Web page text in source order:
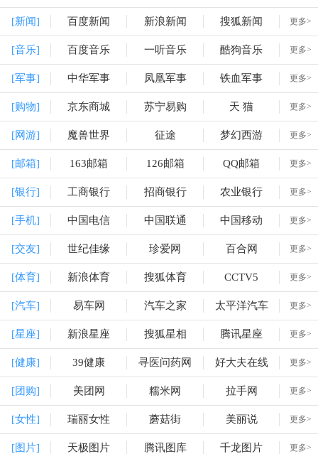
[新闻] 百度新闻 新浪新闻 搜狐新闻 更多>
[音乐] 百度音乐 一听音乐 酷狗音乐 更多>
[军事] 中华军事 凤凰军事 铁血军事 更多>
[购物] 京东商城 苏宁易购 天 猫 更多>
[网游] 魔兽世界 征途 梦幻西游 更多>
[邮箱] 163邮箱 126邮箱 QQ邮箱 更多>
[银行] 工商银行 招商银行 农业银行 更多>
[手机] 中国电信 中国联通 中国移动 更多>
[交友] 世纪佳缘 珍爱网 百合网 更多>
[体育] 新浪体育 搜狐体育 CCTV5 更多>
[汽车] 易车网 汽车之家 太平洋汽车 更多>
[星座] 新浪星座 搜狐星相 腾讯星座 更多>
[健康] 39健康 寻医问药网 好大夫在线 更多>
[团购] 美团网 糯米网 拉手网 更多>
[女性] 瑞丽女性 蘑菇街 美丽说 更多>
[图片] 天极图片 腾讯图库 千龙图片 更多>